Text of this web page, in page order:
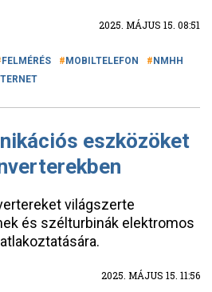
2025. MÁJUS 15. 08:51
FELMÉRÉS MOBILTELEFON
NMHH
eszközöket
világszerte
és szélturbinák elektromos
2025. MÁJUS 15. 11:56